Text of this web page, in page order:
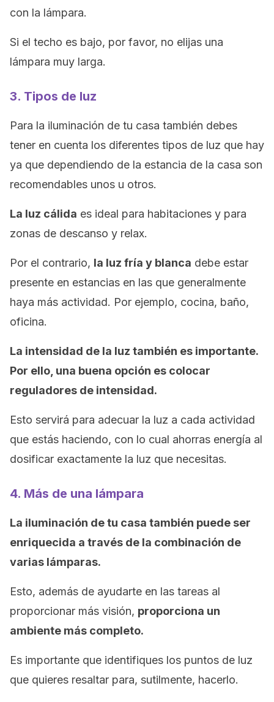
con la lámpara.
Si el techo es bajo, por favor, no elijas una
lámpara muy larga.
3. Tipos de luz
Para la iluminación de tu casa también debes
tener en cuenta los diferentes tipos de luz que hay
ya que dependiendo de la estancia de la casa son
recomendables unos u otros.
La luz cálida es ideal para habitaciones y para
zonas de descanso y relax.
Por el contrario, la luz fría y blanca debe estar
presente en estancias en las que generalmente
haya más actividad. Por ejemplo, cocina, baño,
oficina.
La intensidad de la luz también es importante.
Por ello, una buena opción es colocar
reguladores de intensidad.
Esto servirá para adecuar la luz a cada actividad
que estás haciendo, con lo cual ahorras energía al
dosificar exactamente la luz que necesitas.
4. Más de una lámpara
La iluminación de tu casa también puede ser
enriquecida a través de la combinación de
varias lámparas.
Esto, además de ayudarte en las tareas al
proporcionar más visión, proporciona un
ambiente más completo.
Es importante que identifiques los puntos de luz
que quieres resaltar para, sutilmente, hacerlo.